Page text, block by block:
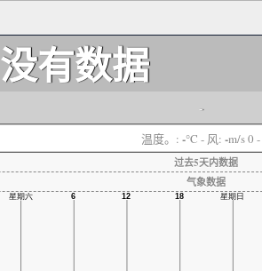
没有数据
-
温度。: -°C - 风: -m/s 0 -
过去5天内数据
气象数据